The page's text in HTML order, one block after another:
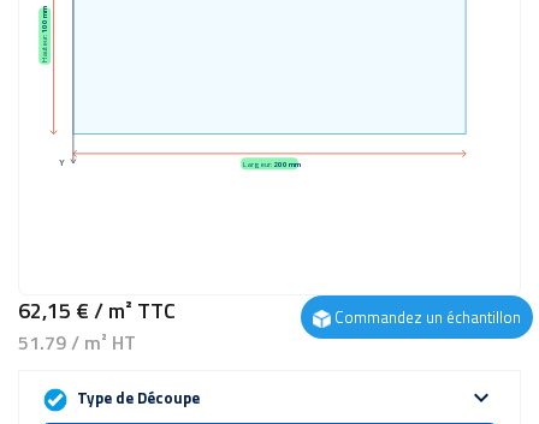
Largeur:200 mm
Hauteur:
100 mm
Y
62,15 €/ m² TTC
51.79 / m² HT
Commandez un échantillon
Type de Découpe expand_more